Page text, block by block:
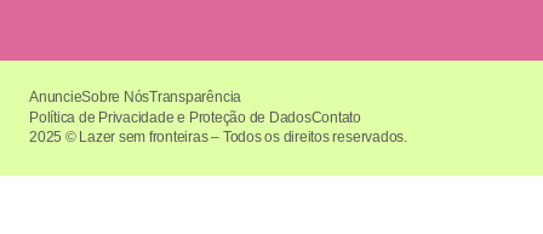
2025 © Lazer sem fronteiras – Todos os direitos reservados.
AnuncieSobre NósTransparência
Política de Privacidade e Proteção de DadosContato